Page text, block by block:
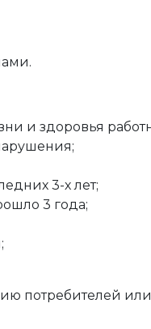
и здоровья
3-х лет;
3 года;
потребителей